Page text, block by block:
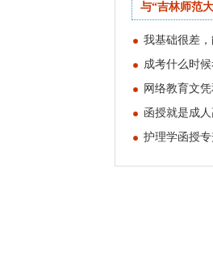
与“吉林师范
我基础很差
成考什么时
网络教育文
函授就是成
护理学函授